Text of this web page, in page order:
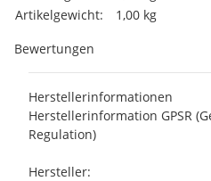
Artikelgewicht:
1,00 kg
Bewertungen
Herstellerinformationen
Herstellerinformation GPSR
Regulation)
Hersteller: